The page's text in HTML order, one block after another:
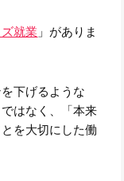
就業 」がありま
下げるような
はなく、「本来
を大切にした働